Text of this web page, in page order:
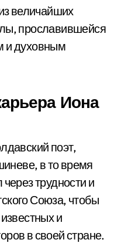
величайших
прославившейся
и духовным
Иона
поэт,
в то время
трудности и
Союза, чтобы
и
в своей стране.